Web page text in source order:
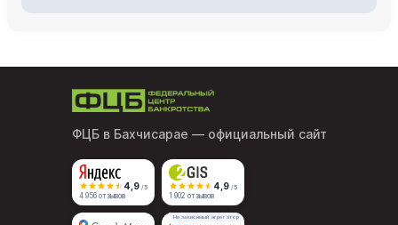
ФЦБ в Бахчисарае — официальный сайт
4,9 /5
4 956 отзывов
4,9 /5
1 902 отзывов
Независимый агрегатор